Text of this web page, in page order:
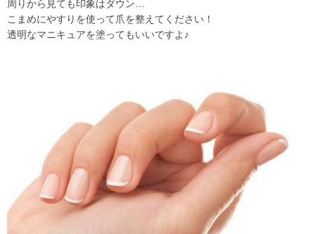
周りから見ても印象はダウン…
こまめにやすりを使って爪を整えてください！
透明なマニキュアを塗ってもいいですよ♪